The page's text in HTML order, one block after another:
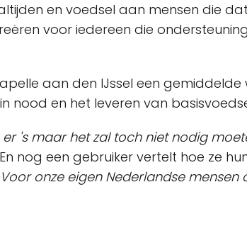
en voedsel aan mensen die
voor iedereen die
aan den IJssel een
nood en het leveren van
's maar het zal toch niet nodig
En nog een gebruiker vertelt hoe ze
onze eigen Nederlandse mensen